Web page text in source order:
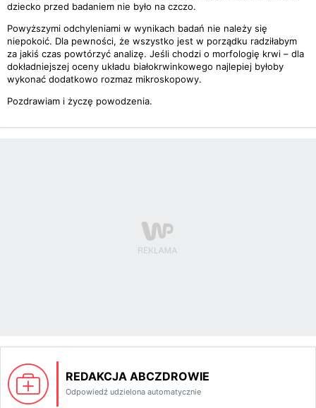
dziecko przed badaniem nie było na czczo.
Powyższymi odchyleniami w wynikach badań nie należy się
niepokoić. Dla pewności, że wszystko jest w porządku radziłabym
za jakiś czas powtórzyć analizę. Jeśli chodzi o morfologię krwi – dla
dokładniejszej oceny układu białokrwinkowego najlepiej byłoby
wykonać dodatkowo rozmaz mikroskopowy.
Pozdrawiam i życzę powodzenia.
REDAKCJA ABCZDROWIE
Odpowiedź udzielona automatycznie